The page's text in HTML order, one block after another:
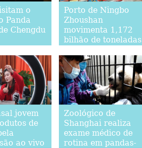
o
Panda
Chengdu
Porto de Ningbo
Zhoushan
movimenta 1,172
bilhão de toneladas
jovem
de
ao vivo
Zoológico de
Shanghai realiza
exame médico de
rotina em pandas-